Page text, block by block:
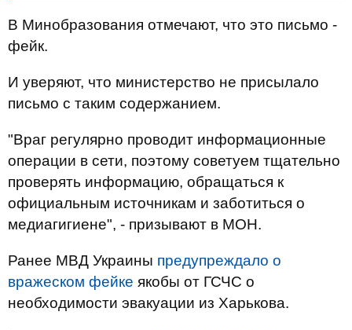
В Минобразования отмечают, что это письмо -
фейк.
И уверяют, что министерство не присылало
письмо с таким содержанием.
"Враг регулярно проводит информационные
операции в сети, поэтому советуем тщательно
проверять информацию, обращаться к
официальным источникам и заботиться о
медиагигиене", - призывают в МОН.
Ранее МВД Украины предупреждало о
вражеском фейке якобы от ГСЧС о
необходимости эвакуации из Харькова.